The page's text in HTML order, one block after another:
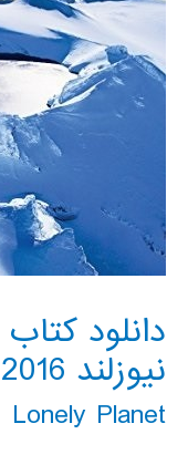
نیوزلند 2016
Lonely Planet